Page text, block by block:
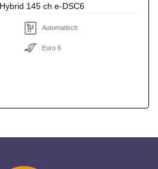
ALLURE Hybrid 145 ch e-DSC6
Automatisch
Euro 6